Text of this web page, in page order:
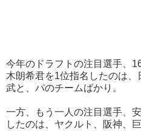
今年のドラフトの注目選手、
木朗希君を1位指名したのは
武と、パのチームばかり。
一方、もう一人の注目選手、
したのは、ヤクルト、阪神、